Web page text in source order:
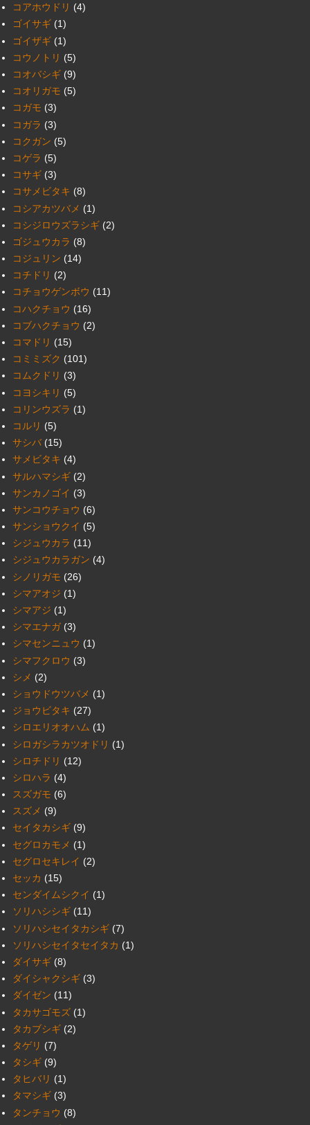
コアホウドリ (4)
ゴイサギ (1)
ゴイザギ (1)
コウノトリ (5)
コオバシギ (9)
コオリガモ (5)
コガモ (3)
コガラ (3)
コクガン (5)
コゲラ (5)
コサギ (3)
コサメビタキ (8)
コシアカツバメ (1)
コシジロウズラシギ (2)
ゴジュウカラ (8)
コジュリン (14)
コチドリ (2)
コチョウゲンボウ (11)
コハクチョウ (16)
コブハクチョウ (2)
コマドリ (15)
コミミズク (101)
コムクドリ (3)
コヨシキリ (5)
コリンウズラ (1)
コルリ (5)
サシバ (15)
サメビタキ (4)
サルハマシギ (2)
サンカノゴイ (3)
サンコウチョウ (6)
サンショウクイ (5)
シジュウカラ (11)
シジュウカラガン (4)
シノリガモ (26)
シマアオジ (1)
シマアジ (1)
シマエナガ (3)
シマセンニュウ (1)
シマフクロウ (3)
シメ (2)
ショウドウツバメ (1)
ジョウビタキ (27)
シロエリオオハム (1)
シロガシラカツオドリ (1)
シロチドリ (12)
シロハラ (4)
スズガモ (6)
スズメ (9)
セイタカシギ (9)
セグロカモメ (1)
セグロセキレイ (2)
セッカ (15)
センダイムシクイ (1)
ソリハシシギ (11)
ソリハシセイタカシギ (7)
ソリハシセイタセイタカ (1)
ダイサギ (8)
ダイシャクシギ (3)
ダイゼン (11)
タカサゴモズ (1)
タカブシギ (2)
タゲリ (7)
タシギ (9)
タヒバリ (1)
タマシギ (3)
タンチョウ (8)